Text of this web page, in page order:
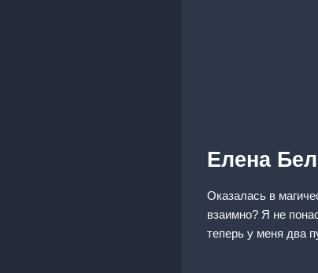
Елена
Оказалась в
взаимно? Я не
теперь у меня два